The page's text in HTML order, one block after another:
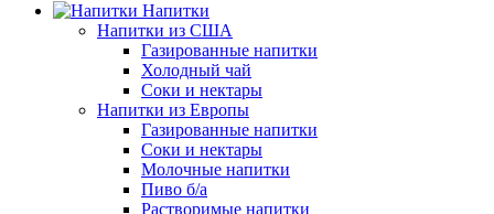
Напитки
Напитки из США
Газированные напитки
Холодный чай
Соки и нектары
Напитки из Европы
Газированные напитки
Соки и нектары
Молочные напитки
Пиво б/а
Растворимые напитки